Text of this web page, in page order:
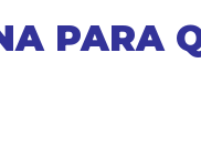
PARA